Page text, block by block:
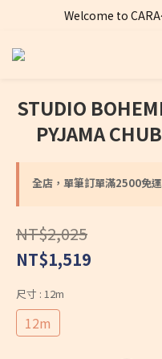
全店購物
Welcome to
全店購
STUDIO
PYJAMA
全店，單筆訂單滿2500免運
NT$2,025
NT$1,519
尺寸 : 12m
12m